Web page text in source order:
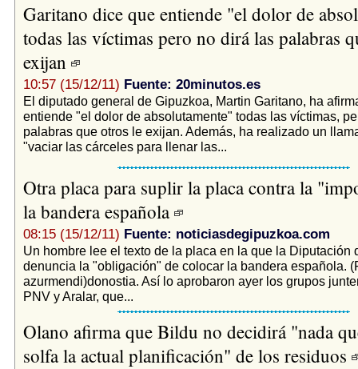
Garitano dice que entiende "el dolor de
todas las víctimas pero no dirá las palabras
exijan
10:57 (15/12/11) Fuente: 20minutos.es
El diputado general de Gipuzkoa, Martin Garitano, ha
entiende "el dolor de absolutamente" todas las víctimas,
palabras que otros le exijan. Además, ha realizado un
"vaciar las cárceles para llenar las...
Otra placa para suplir la placa contra la
la bandera española
08:15 (15/12/11) Fuente: noticiasdegipuzkoa.com
Un hombre lee el texto de la placa en la que la Diputación
denuncia la "obligación" de colocar la bandera española.
azurmendi)donostia. Así lo aprobaron ayer los grupos
PNV y Aralar, que...
Olano afirma que Bildu no decidirá "nada
solfa la actual planificación" de los residuos